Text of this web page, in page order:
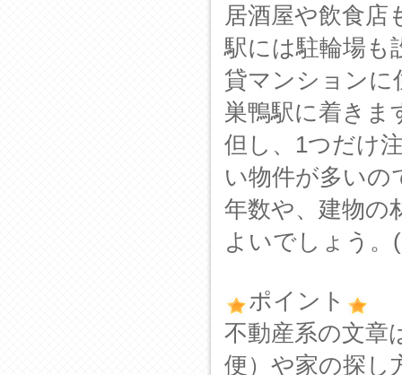
居酒屋や飲食店
駅には駐輪場も
貸マンションに
巣鴨駅に着きま
但し、1つだけ
い物件が多いの
年数や、建物の
よいでしょう。
ポイント
不動産系の文章
便）や家の探し